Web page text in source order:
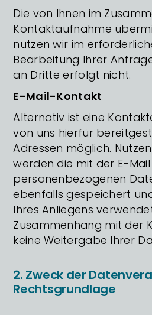
Die von Ihnen im
Kontaktaufnahme
nutzen wir im
Bearbeitung Ihrer
an Dritte erfolgt nicht.
E-Mail-Kontakt
Alternativ ist eine
von uns hierfür
Adressen möglich.
werden die mit der E-
personenbezogenen
ebenfalls gespeichert
Ihres Anliegens
Zusammenhang mit der
keine Weitergabe Ihrer
2. Zweck der
Rechtsgrundlage